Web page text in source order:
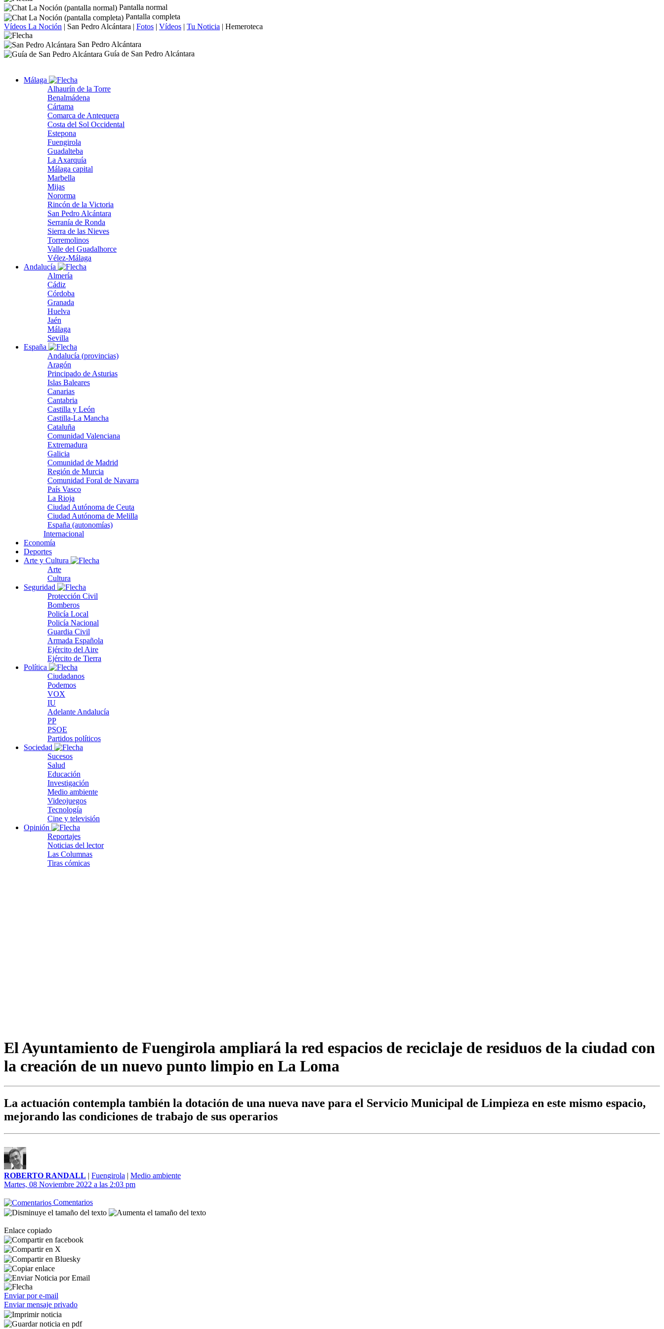
Pantalla normal
Pantalla completa
Vídeos La Noción | San Pedro Alcántara | Fotos | Vídeos | Tu Noticia | Hemeroteca
San Pedro Alcántara
Guía de San Pedro Alcántara
Málaga
Alhaurín de la Torre
Benalmádena
Cártama
Comarca de Antequera
Costa del Sol Occidental
Estepona
Fuengirola
Guadalteba
La Axarquía
Málaga capital
Marbella
Mijas
Nororma
Rincón de la Victoria
San Pedro Alcántara
Serranía de Ronda
Sierra de las Nieves
Torremolinos
Valle del Guadalhorce
Vélez-Málaga
Andalucía
Almería
Cádiz
Córdoba
Granada
Huelva
Jaén
Málaga
Sevilla
España
Andalucía (provincias)
Aragón
Principado de Asturias
Islas Baleares
Canarias
Cantabria
Castilla y León
Castilla-La Mancha
Cataluña
Comunidad Valenciana
Extremadura
Galicia
Comunidad de Madrid
Región de Murcia
Comunidad Foral de Navarra
País Vasco
La Rioja
Ciudad Autónoma de Ceuta
Ciudad Autónoma de Melilla
España (autonomías)
Internacional
Economía
Deportes
Arte y Cultura
Arte
Cultura
Seguridad
Protección Civil
Bomberos
Policía Local
Policía Nacional
Guardia Civil
Armada Española
Ejército del Aire
Ejército de Tierra
Política
Ciudadanos
Podemos
VOX
IU
Adelante Andalucía
PP
PSOE
Partidos políticos
Sociedad
Sucesos
Salud
Educación
Investigación
Medio ambiente
Videojuegos
Tecnología
Cine y televisión
Opinión
Reportajes
Noticias del lector
Las Columnas
Tiras cómicas
El Ayuntamiento de Fuengirola ampliará la red espacios de reciclaje de residuos de la ciudad con
la creación de un nuevo punto limpio en La Loma
La actuación contempla también la dotación de una nueva nave para el Servicio Municipal de Limpieza en este mismo espacio,
mejorando las condiciones de trabajo de sus operarios
ROBERTO RANDALL | Fuengirola | Medio ambiente
Martes, 08 Noviembre 2022 a las 2:03 pm
Comentarios
Enlace copiado
Enviar por e-mail
Enviar mensaje privado